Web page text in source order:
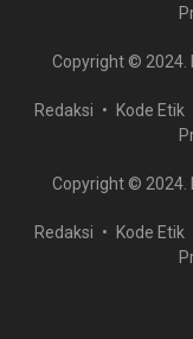
Copyright © 2024.
Redaksi Kode Etik
Copyright © 2024.
Redaksi Kode Etik